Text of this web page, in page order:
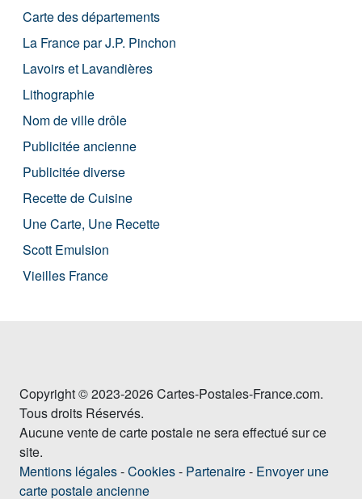
Carte des départements
La France par J.P. Pinchon
Lavoirs et Lavandières
Lithographie
Nom de ville drôle
Publicitée ancienne
Publicitée diverse
Recette de Cuisine
Une Carte, Une Recette
Scott Emulsion
Vieilles France
Copyright © 2023-2026 Cartes-Postales-France.com.
Tous droits Réservés.
Aucune vente de carte postale ne sera effectué sur ce
site.
Mentions légales-Cookies- Partenaire- Envoyer une
carte postale ancienne